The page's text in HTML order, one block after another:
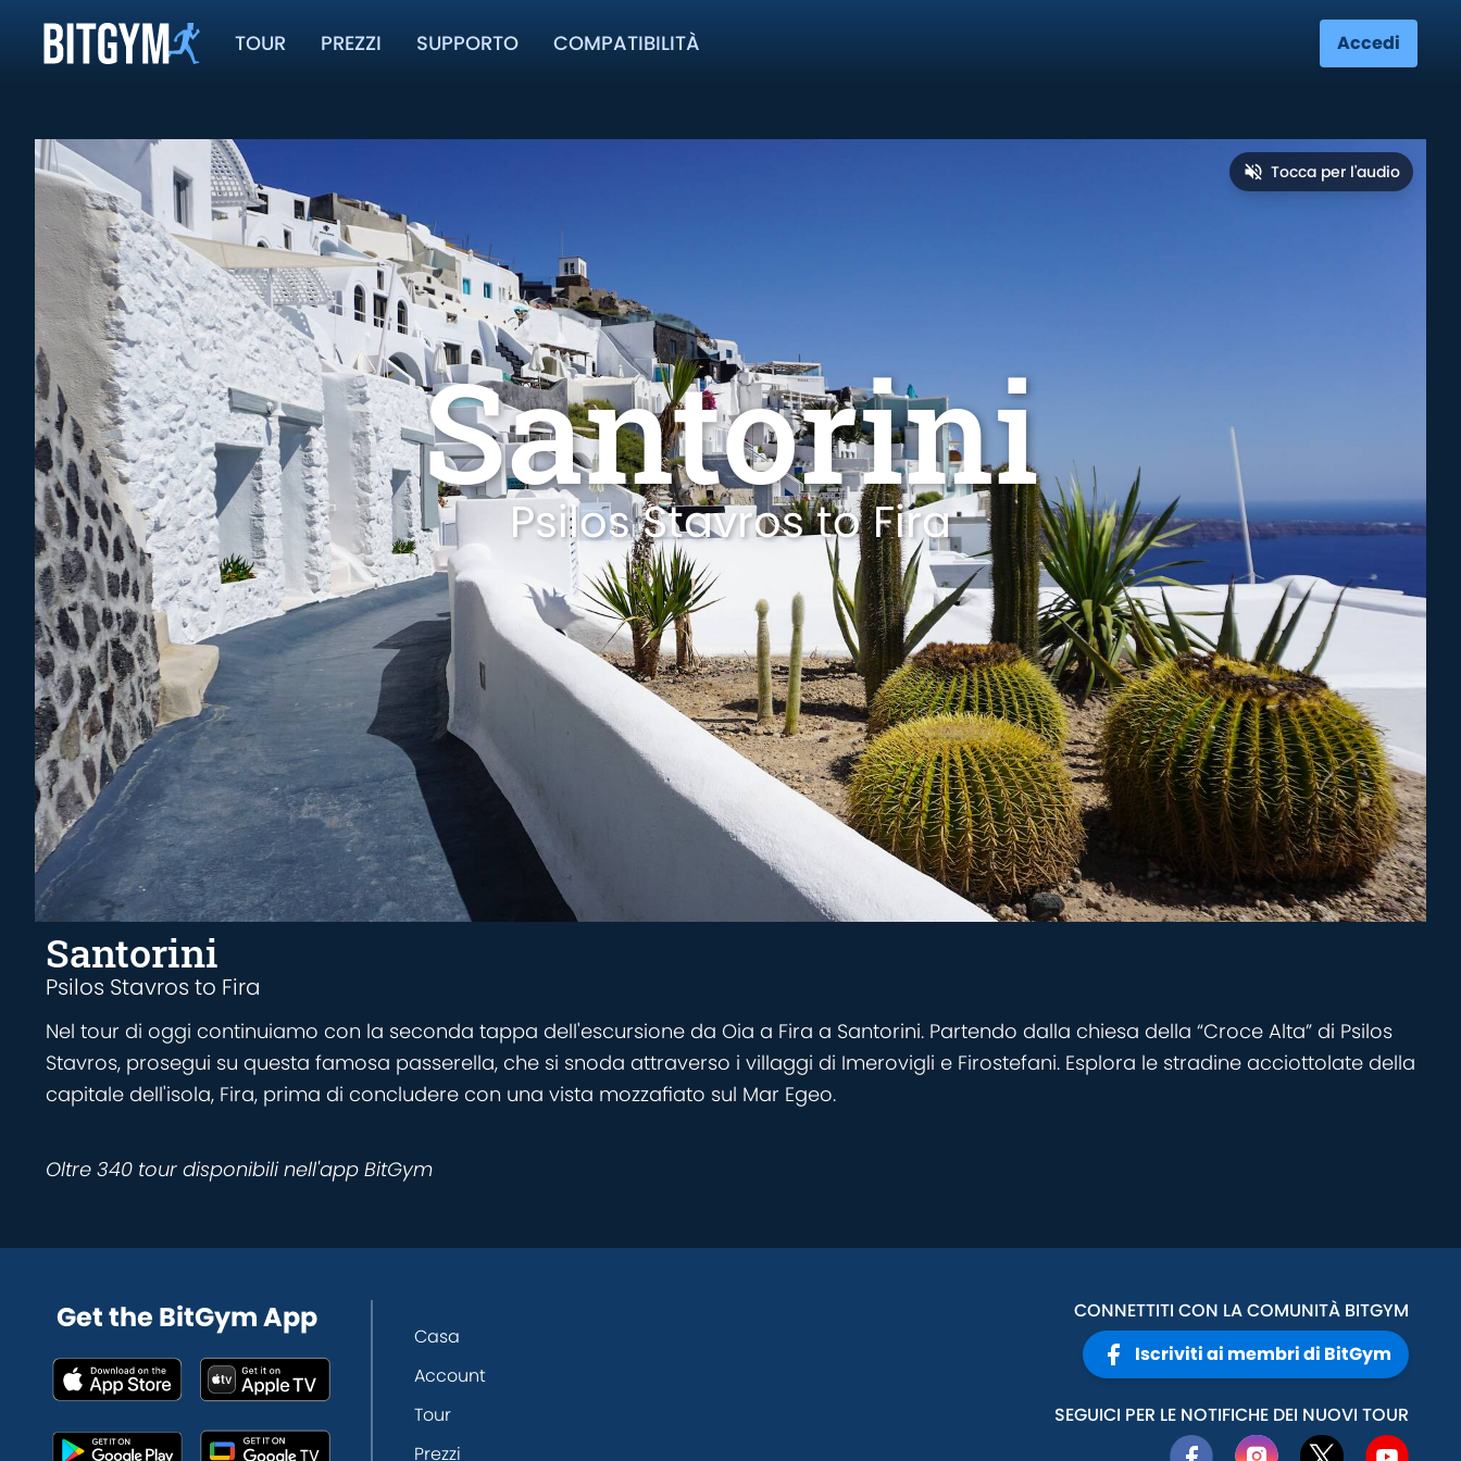
TOUR PREZZI SUPPORTO COMPATIBILITÀ Accedi
Tocca per l'audio
Santorini
Psilos Stavros to Fira
Santorini
Psilos Stavros to Fira
Nel tour di oggi continuiamo con la seconda tappa dell'escursione da Oia a Fira a Santorini. Partendo dalla chiesa della “Croce Alta” di Psilos
Stavros, prosegui su questa famosa passerella, che si snoda attraverso i villaggi di Imerovigli e Firostefani. Esplora le stradine acciottolate della
capitale dell'isola, Fira, prima di concludere con una vista mozzafiato sul Mar Egeo.
Oltre 340 tour disponibili nell'app BitGym
Get the BitGym App
Casa
Account
Tour
Prezzi
CONNETTITI CON LA COMUNITÀ BITGYM
Iscriviti ai membri di BitGym
SEGUICI PER LE NOTIFICHE DEI NUOVI TOUR